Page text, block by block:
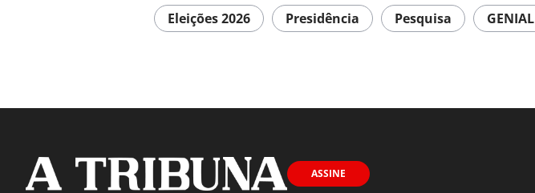
Eleições 2026 Presidência Pesquisa GENIAL
ASSINE